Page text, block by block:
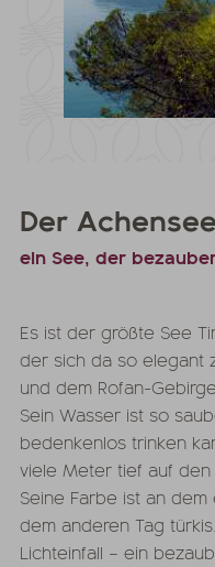
Der
ein See, der
Es istder größte See
der sich da so elegant
und dem Rofan-
SeinWasser ist so
bedenkenlos trinken
viele Meter tief auf
Seine Farbe ist an
dem anderen Tag
Lichteinfall –ein